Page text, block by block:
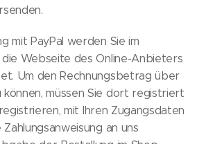
mit PayPal werden Sie im
Webseite des Online-Anbieters
Um den Rechnungsbetrag über
können, müssen Sie dort registriert
mit Ihren Zugangsdaten
an uns